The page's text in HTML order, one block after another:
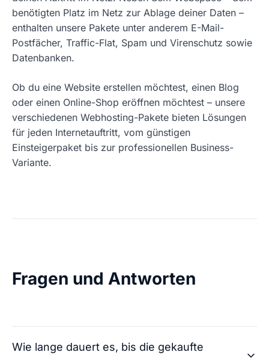
benötigten Platz im Netz zur Ablage deiner Daten –
enthalten unsere Pakete unter anderem E-Mail-
Postfächer, Traffic-Flat, Spam und Virenschutz sowie
Datenbanken.
Ob du eine Website erstellen möchtest, einen Blog
oder einen Online-Shop eröffnen möchtest – unsere
verschiedenen Webhosting-Pakete bieten Lösungen
für jeden Internetauftritt, vom günstigen
Einsteigerpaket bis zur professionellen Business-
Variante.
Fragen und Antworten
Wie lange dauert es, bis die gekaufte